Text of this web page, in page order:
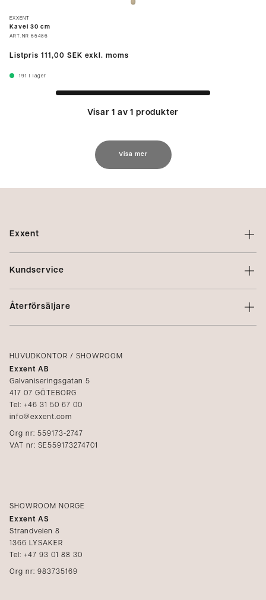
EXXENT
Kavel 30 cm
ART.NR 65486
Listpris 111,00 SEK exkl. moms
191 I lager
Visar 1 av 1 produkter
Visa mer
Exxent
Om Exxent
Profilering
Integritetspolicy
Kundservice
Kontakta oss
Återförsäljare
Kataloger
Mediabank
Bli återförsäljare
HUVUDKONTOR / SHOWROOM
Exxent AB
Galvaniseringsgatan 5
417 07 GÖTEBORG
Tel: +46 31 50 67 00
info@exxent.com
Org nr: 559173-2747
VAT nr: SE559173274701
SHOWROOM NORGE
Exxent AS
Strandveien 8
1366 LYSAKER
Tel: +47 93 01 88 30
Org nr: 983735169